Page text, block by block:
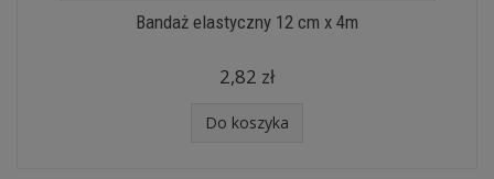
Bandaż elastyczny 12 cm x 4m
2,82 zł
Do koszyka